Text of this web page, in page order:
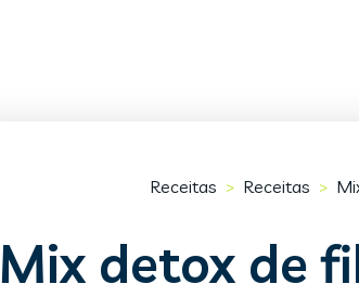
Receitas > Receitas >
Mix detox de